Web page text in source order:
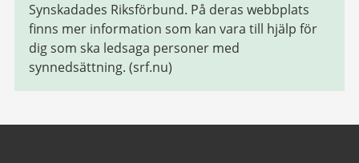
Synskadades Riksförbund. På deras webbplats
finns mer information som kan vara till hjälp för
dig som ska ledsaga personer med
synnedsättning. (srf.nu)